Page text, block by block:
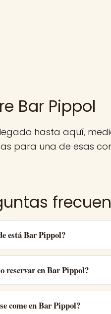
Bar Pippol
hasta aquí,
para una de esas
está Bar Pippol?
reservar en Bar Pippol?
come en Bar Pippol?